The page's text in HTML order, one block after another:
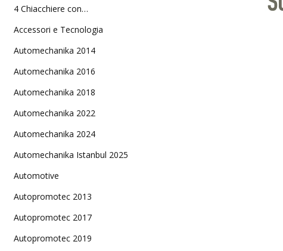
4 Chiacchiere con…
Accessori e Tecnologia
Automechanika 2014
Automechanika 2016
Automechanika 2018
Automechanika 2022
Automechanika 2024
Automechanika Istanbul 2025
Automotive
Autopromotec 2013
Autopromotec 2017
Autopromotec 2019